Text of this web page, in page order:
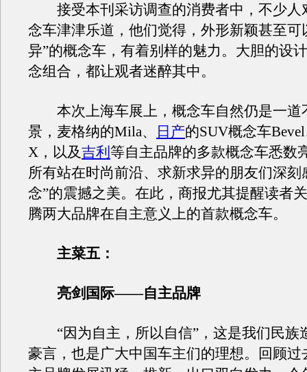
接受本刊采访调查的消费者中，不少人
念车津津乐道，他们觉得，外形新颖甚至可
异”的概念车，有着别样的魅力。大胆的设
念组合，都让观者迷醉其中。
本次上海车展上，概念车自然仍是一道
景，麦格纳的Mila、
日产的SUV概念车
X，以及吉利 等自主品牌的多款概念车悉数
所有站在时尚前沿、求新求异的朋友们深刻
念”的震撼之美。在此，商报尤其提醒读者
腾两大品牌在自主意义上的首款概念车。
主菜五：
亮剑国际——自主品牌
“因为自主，所以自信”，这是我们民族
豪言，也是广大中国车主们的理想。回顾过